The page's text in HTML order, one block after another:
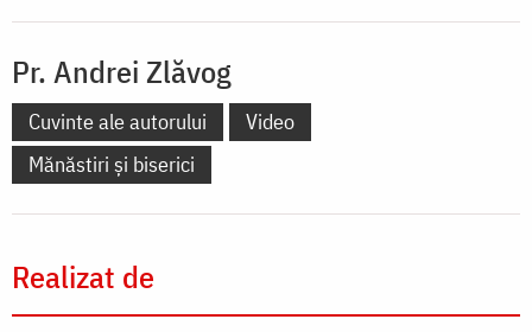
Pr. Andrei Zlăvog
Cuvinte ale autorului
Video
Mănăstiri și biserici
Realizat de